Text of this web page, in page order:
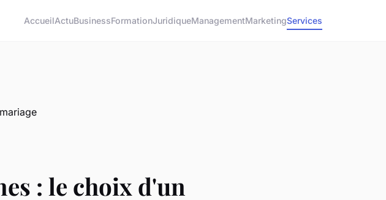
AccueilActuBusinessFormationJuridiqueManagementMarketingServices
: le choix d'un